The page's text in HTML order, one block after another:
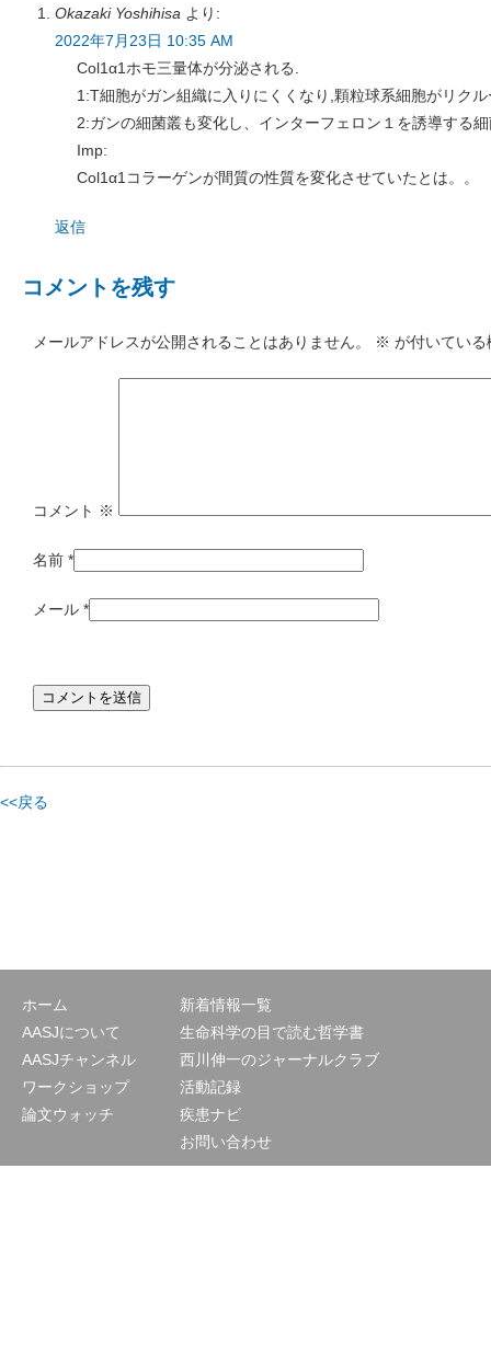
Okazaki Yoshihisa より:
2022年7月23日 10:35 AM
Col1α1ホモ三量体が分泌される.
1:T細胞がガン組織に入りにくくなり,顆粒球系細胞がリク
2:ガンの細菌叢も変化し、インターフェロン１を誘導する
Imp:
Col1α1コラーゲンが間質の性質を変化させていたとは。。
返信
コメントを残す
メールアドレスが公開されることはありません。 ※ が付いてい
コメント ※
名前 *
メール *
<<戻る
ホーム
AASJについて
AASJチャンネル
ワークショップ
論文ウォッチ
新着情報一覧
生命科学の目で読む哲学書
西川伸一のジャーナルクラブ
活動記録
疾患ナビ
お問い合わせ